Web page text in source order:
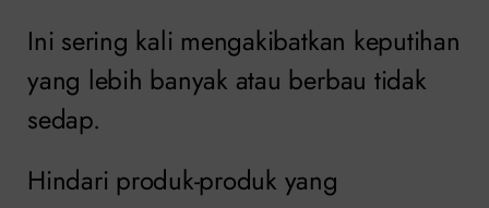
Ini sering kali mengakibatkan keputihan
yang lebih banyak atau berbau tidak
sedap.
Hindari produk-produk yang